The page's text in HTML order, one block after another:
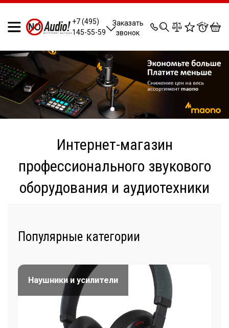
+7 (495)
145-55-59
Заказать
звонок
0 0 0 0
Интернет-магазин
профессионального звукового
оборудования и аудиотехники
Популярные категории
Наушники и усилители